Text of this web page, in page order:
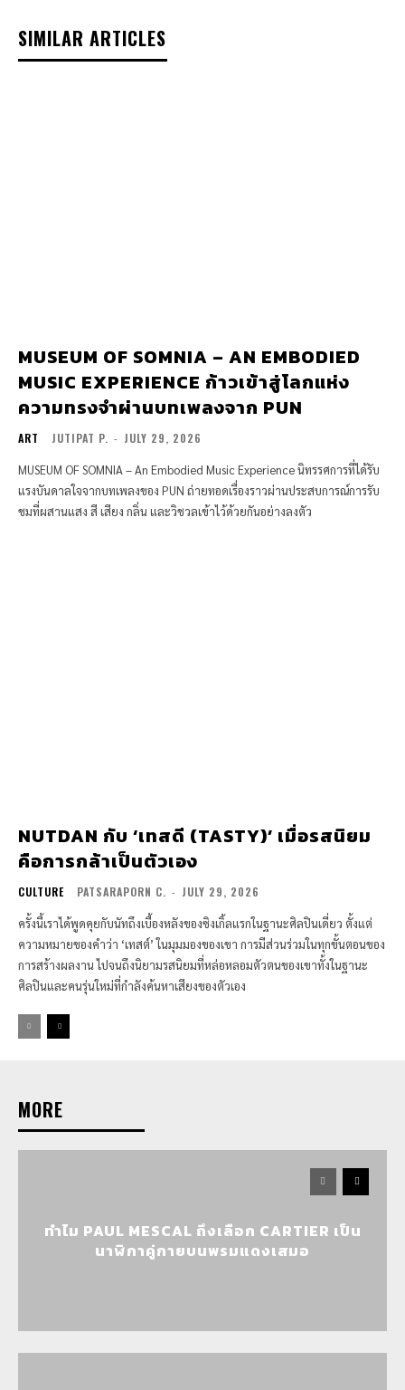
SIMILAR ARTICLES
MUSEUM OF SOMNIA – AN EMBODIED
MUSIC EXPERIENCE ก้าวเข้าสู่โลกแห่ง
ความทรงจำผ่านบทเพลงจาก PUN
ART JUTIPAT P. - JULY 29, 2026
MUSEUM OF SOMNIA – An Embodied Music Experience นิทรรศการที่ได้รับ
แรงบันดาลใจจากบทเพลงของ PUN ถ่ายทอดเรื่องราวผ่านประสบการณ์การรับ
ชมที่ผสานแสง สี เสียง กลิ่น และวิชวลเข้าไว้ด้วยกันอย่างลงตัว
NUTDAN กับ ‘เทสดี (TASTY)’ เมื่อรสนิยม
คือการกล้าเป็นตัวเอง
CULTURE PATSARAPORN C. - JULY 29, 2026
ครั้งนี้เราได้พูดคุยกับนัทถึงเบื้องหลังของซิงเกิ้ลแรกในฐานะศิลปินเดี่ยว ตั้งแต่
ความหมายของคำว่า ‘เทสต์’ ในมุมมองของเขา การมีส่วนร่วมในทุกขั้นตอนของ
การสร้างผลงาน ไปจนถึงนิยามรสนิยมที่หล่อหลอมตัวตนของเขาทั้งในฐานะ
ศิลปินและคนรุ่นใหม่ที่กำลังค้นหาเสียงของตัวเอง
MORE
ทำไม PAUL MESCAL ถึงเลือก CARTIER เป็น
นาฬิกาคู่กายบนพรมแดงเสมอ